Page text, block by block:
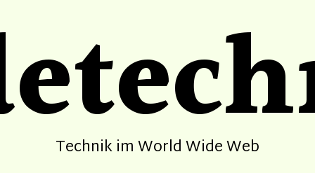
Technik im World Wide Web